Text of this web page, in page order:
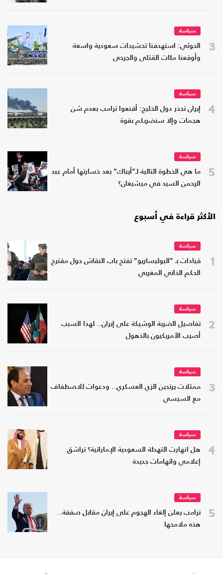
3
سياسة
الحوثي: استهدفنا تحشيدات سعودية واسعة
وأوقعنا مئات القتلى والجرحى
4
سياسة
إيران تحذر دول الخليج: أقنعوا ترامب بعدم شن
هجمات وإلا سنضربكم بقوة
5
سياسة
ما هي الخطوة التالية لـ"أيباك" بعد خسارتها أمام عبد
الرحمن السيد في ميشيغان؟
الأكثر قراءة في أسبوع
1
سياسة
قيادات بـ "البوليساريو" تفتح باب النقاش حول مقترح
الحكم الذاتي المغربي
2
سياسة
تفاصيل الضربة الوشيكة على إيران.. لهذا السبب
أصيب الأمريكيون بالذهول
3
سياسة
ممثلات يرتدين الزي العسكري.. ودعوات للاصطفاف
مع السيسي
4
سياسة
هل انهارت التهدئة السعودية الإماراتية؟ تراشق
إعلامي واتهامات جديدة
5
سياسة
ترامب يعلن إلغاء الهجوم على إيران مقابل صفقة..
هذه ملامحها